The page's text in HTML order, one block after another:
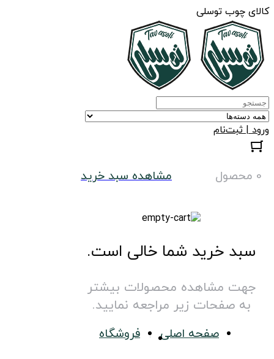
کالای چوب توسلی
ورود | ثبت‌نام
0 محصول مشاهده سبد خرید
سبد خرید شما خالی است.
جهت مشاهده محصولات بیشتر
به صفحات زیر مراجعه نمایید.
صفحه اصلی فروشگاه